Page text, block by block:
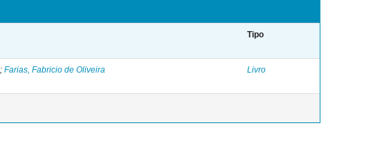
Tipo
; Farias, Fabricio de Oliveira Livro